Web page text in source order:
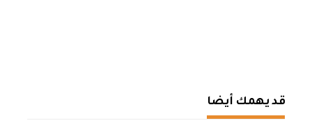
قد يهمك أيضا